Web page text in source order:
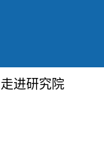
走进研究院